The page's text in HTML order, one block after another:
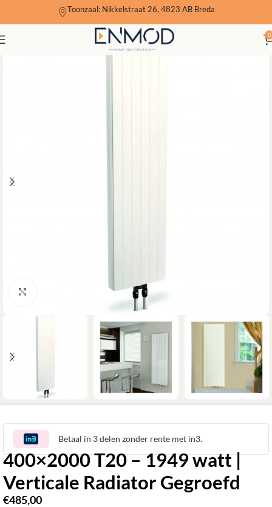
Toonzaal: Nikkelstraat 26, 4823 AB Breda
0
Betaal in 3 delen zonder rente met in3.
400×2000 T20 – 1949 watt |
Verticale Radiator Gegroefd
€485,00